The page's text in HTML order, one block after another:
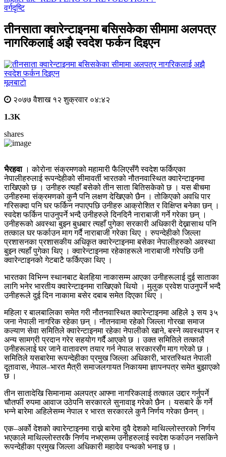
वर्गदृष्टि
तीनसाता क्वारेन्टाइनमा बसिसकेका सीमामा अलपत्र
नागरिकलाई अझै स्वदेश फर्कन दिइएन
मूलबाटाे
२०७७ वैशाख १२ शुक्रवार ०४:४२
1.3K
shares
भैरहवा। कोरोना संक्रमणको महामारी फैलिएसँगै स्वदेश फर्किएका
नेपालीहरुलाई रूपन्देहीको सीमावर्ती भारतको नौतनवास्थित क्वारेन्टाइनमा
राखिएको छ । उनीहरु त्यहाँ बसेको तीन साता बितिसकेको छ । यस बीचमा
उनीहरुमा संक्रमणको कुनै पनि लक्षण देखिएको छैन । तोकिएको अवधि पार
गरिसक्दा पनि घर फर्किन नपाएपछि उनीहरु आक्रोशित र विक्षिप्त बनेका छन् ।
स्वदेश फर्किन पाउनुपर्ने भन्दै उनीहरुले दिनदिनै नाराबाजी गर्ने गरेका छन् ।
उनीहरूको अवस्था बुझ्न बुधबार त्यहाँ पुगेका सरकारी अधिकारी देख्नासाथ पनि
तत्काल घर फर्काउन माग गर्दै नाराबाजी गरेका थिए । रुपन्देहीको जिल्ला
प्रशासनका प्रशासकीय अधिकृत क्वारेन्टाइनमा बसेका नेपालीहरुको अवस्था
बुझ्न त्यहाँ पुगेका थिए । क्वारेन्टाइनमा रहेकाहरूले नाराबाजी गरेपछि उनी
क्वारेन्टाइनको गेटबाटै फर्किएका थिए ।
भारतका विभिन्न स्थानबाट बेलहिया नाकासम्म आएका उनीहरूलाई दुई साताका
लागि भनेर भारतीय क्वारेन्टाइनमा राखिएको थियो । मुलुक प्रवेश पाउनुपर्ने भन्दै
उनीहरूले दुई दिन नाकामा बसेर दबाब समेत दिएका थिए ।
महिला र बालबालिका समेत गरी नौतनवास्थित क्वारेन्टाइनमा अहिले ३ सय ३५
जना नेपाली नागरिक रहेका छन् । नौतनवामा रहेको जिल्ला गोरखा समाज
कल्याण सेवा समितिले क्वारेन्टाइनमा रहेका नेपालीको खाने, बस्ने व्यवस्थापन र
अन्य सामग्री प्रदान गरेर सहयोग गर्दै आएको छ । उक्त समितिले तत्कालै
उनीहरूलाई घर जाने वातावरण तयार गर्न नेपाल सरकारसँग माग गरेको छ ।
समितिले यसबारेमा रूपन्देहीका प्रमुख जिल्ला अधिकारी, भारतस्थित नेपाली
दूतावास, नेपाल–भारत मैत्री समाजलगायत निकायमा ज्ञापनपत्र समेत बुझाएको
छ ।
तीन सातादेखि सिमानामा अलपत्र आफ्ना नागरिकलाई तत्काल उद्दार गर्नुपर्ने
चौतर्फी रुपमा आवाज उठेपनि सरकारले सुनावाइ गरेको छैन । यसबारे के गर्ने
भन्ने बारेमा अहिलेसम्म नेपाल र भारत सरकारले कुनै निर्णय गरेका छैनन् ।
एक–अर्को देशको क्वारेन्टाइनमा राख्ने बारेमा दुवै देशको माथिल्लोस्तरको निर्णय
भएकाले माथिल्लोस्तरकै निर्णय नभएसम्म उनीहरुलाई स्वदेश फर्काउन नसकिने
रूपन्देहीका प्रमुख जिल्ला अधिकारी महादेव पन्थको भनाइ छ ।